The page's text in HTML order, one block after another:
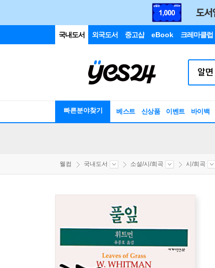
국내도서 외국도서 중고샵 eBook 크레마클럽
빠른분야찾기 베스트 신상품 이벤트 바이백
웰컴 국내도서 소설/시/희곡 시/희곡